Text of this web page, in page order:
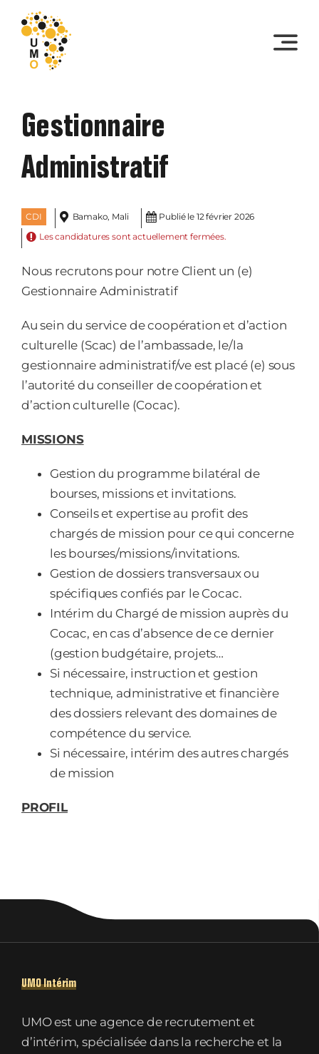
content
Gestionnaire
Administratif
CDI Bamako, Mali
Publié le 12 février 2026
Les candidatures sont actuellement fermées.
Nous recrutons pour notre Client un (e)
Gestionnaire Administratif
Au sein du service de coopération et d’action
culturelle (Scac) de l’ambassade, le/la
gestionnaire administratif/ve est placé (e) sous
l’autorité du conseiller de coopération et
d’action culturelle (Cocac).
MISSIONS
Gestion du programme bilatéral de
bourses, missions et invitations.
Conseils et expertise au profit des
chargés de mission pour ce qui concerne
les bourses/missions/invitations.
Gestion de dossiers transversaux ou
spécifiques confiés par le Cocac.
Intérim du Chargé de mission auprès du
Cocac, en cas d’absence de ce dernier
(gestion budgétaire, projets…
Si nécessaire, instruction et gestion
technique, administrative et financière
des dossiers relevant des domaines de
compétence du service.
Si nécessaire, intérim des autres chargés
de mission
PROFIL
UMO Intérim
UMO est une agence de recrutement et
d’intérim, spécialisée dans la recherche et la